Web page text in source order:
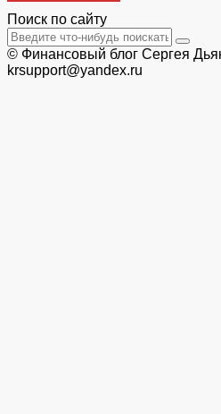
Поиск по сайту
© Финансовый блог Сергея
krsupport@yandex.ru